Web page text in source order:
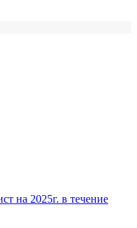
на 2025г. в течение